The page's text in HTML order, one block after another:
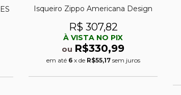
Isqueiro Zippo Americana Design
R$ 307,82
À VISTA NO PIX
ou R$330,99
em até 6 x de R$55,17 sem juros